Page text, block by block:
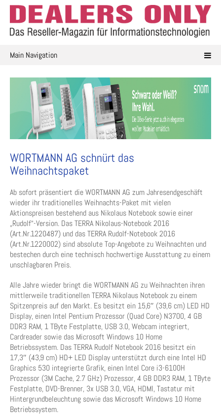
Skip
content
Main Navigation
WORTMANN AG schnürt das
Weihnachtspaket
Ab sofort präsentiert die WORTMANN AG zum Jahresendgeschäft
wieder ihr traditionelles Weihnachts-Paket mit vielen
Aktionspreisen bestehend aus Nikolaus Notebook sowie einer
„Rudolf“-Version. Das TERRA Nikolaus-Notebook 2016
(Art.Nr.1220487) und das TERRA Rudolf-Notebook 2016
(Art.Nr.1220002) sind absolute Top-Angebote zu Weihnachten und
bestechen durch eine technisch hochwertige Ausstattung zu einem
unschlagbaren Preis.
Alle Jahre wieder bringt die WORTMANN AG zu Weihnachten ihren
mittlerweile traditionellen TERRA Nikolaus Notebook zu einem
Spitzenpreis auf den Markt. Es besitzt ein 15,6″ (39,6 cm) LED HD
Display, einen Intel Pentium Prozessor (Quad Core) N3700, 4 GB
DDR3 RAM, 1 TByte Festplatte, USB 3.0, Webcam integriert,
Cardreader sowie das Microsoft Windows 10 Home
Betriebssystem. Das TERRA Rudolf Notebook 2016 besitzt ein
17,3″ (43,9 cm) HD+ LED Display unterstützt durch eine Intel HD
Graphics 530 integrierte Grafik, einen Intel Core i3-6100H
Prozessor (3M Cache, 2.7 GHz) Prozessor, 4 GB DDR3 RAM, 1 TByte
Festplatte, DVD-Brenner, 3x USB 3.0, VGA, HDMI, Tastatur mit
Hintergrundbeleuchtung sowie das Microsoft Windows 10 Home
Betriebssystem.